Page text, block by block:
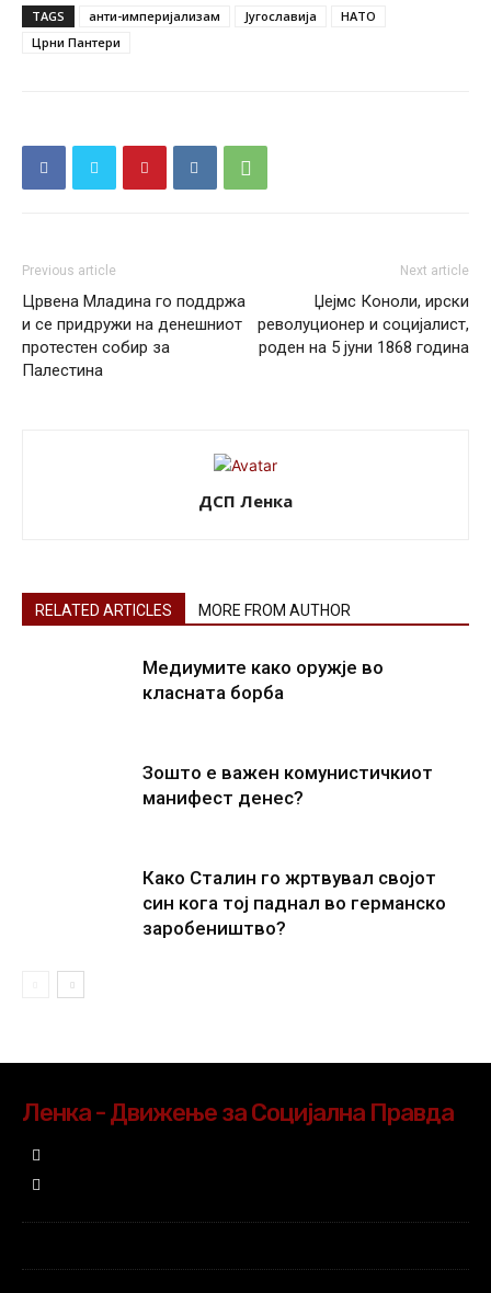
TAGS анти-империјализам Југославија
НАТО
Црни Пантери
Previous article
Црвена Младина го поддржа
и се придружи на денешниот
протестен собир за
Палестина
Next article
Џејмс Коноли, ирски
револуционер и социјалист,
роден на 5 јуни 1868 година
ДСП Ленка
RELATED ARTICLES MORE FROM AUTHOR
Медиумите како оружје во
класната борба
Зошто е важен комунистичкиот
манифест денес?
Како Сталин го жртвувал својот
син кога тој паднал во германско
заробеништво?
Ленка - Движење за Социјална Правда